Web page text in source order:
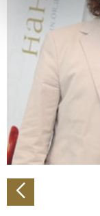
bestimmten
Erfahren Sie
verarbeitet
Abschnitt
Wir verwenden
personalisieren,
zu können und
analysieren.
Verwendung
Partner führen
weiteren Daten